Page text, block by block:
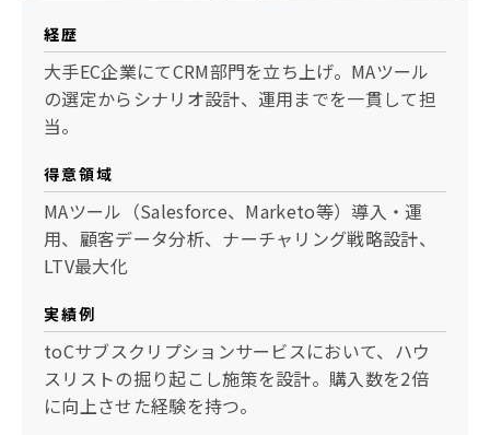
経歴
大手EC企業にてCRM部門を立ち上げ。MAツール
の選定からシナリオ設計、運用までを一貫して担
当。
得意領域
MAツール（Salesforce、Marketo等）導入・運
用、顧客データ分析、ナーチャリング戦略設計、
LTV最大化
実績例
toCサブスクリプションサービスにおいて、ハウ
スリストの掘り起こし施策を設計。購入数を2倍
に向上させた経験を持つ。